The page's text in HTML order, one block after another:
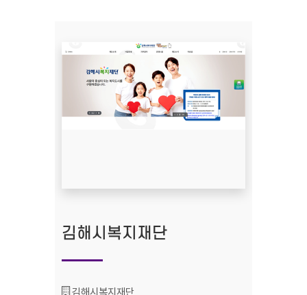
김해시복지재단
기관명 :
김해시복지재단